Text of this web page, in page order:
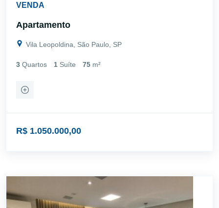
VENDA
Apartamento
Vila Leopoldina, São Paulo, SP
3 Quartos 1 Suíte 75 m²
R$ 1.050.000,00